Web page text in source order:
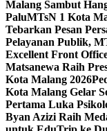
Malang Sambut
PaluMTsN 1 Kota
Tebarkan Pesan
Pelayanan Publik,
Excellent Front
Matsanewa Raih
Kota Malang 2026
Kota Malang Gelar
Pertama Luka
Byan Azizi Raih